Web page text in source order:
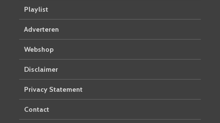
Playlist
Adverteren
Webshop
Disclaimer
Privacy Statement
Contact